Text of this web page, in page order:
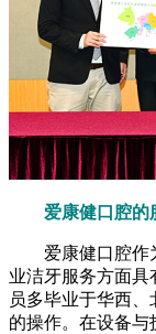
爱康健口腔的
爱康健口腔作为
业洁牙服务方面
员多毕业于华西
的操作。在设备